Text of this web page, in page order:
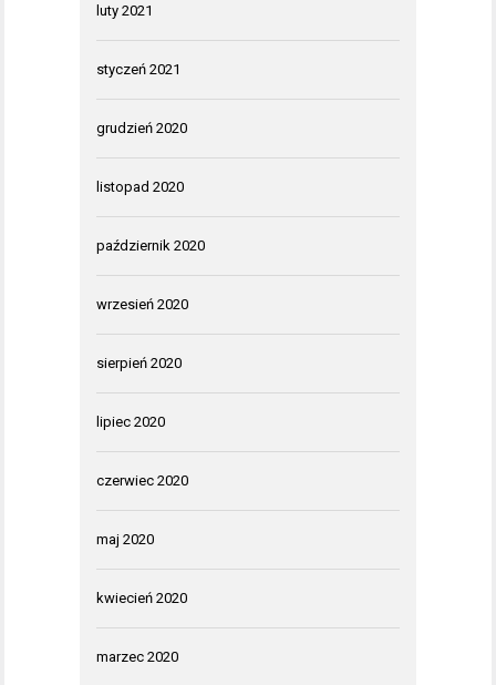
luty 2021
styczeń 2021
grudzień 2020
listopad 2020
październik 2020
wrzesień 2020
sierpień 2020
lipiec 2020
czerwiec 2020
maj 2020
kwiecień 2020
marzec 2020